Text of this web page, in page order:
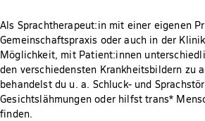
Als Sprachtherapeut:in mit einer eigenen
Gemeinschaftspraxis oder auch in der
Möglichkeit, mit Patient:innen
den verschiedensten Krankheitsbildern zu
behandelst du u. a. Schluck- und
Gesichtslähmungen oder hilfst trans*
finden.